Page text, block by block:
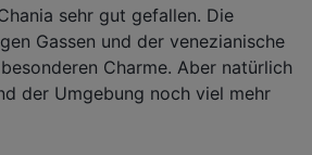
sehr gut gefallen. Die
Gassen und der venezianische
Charme. Aber natürlich
der Umgebung noch viel mehr